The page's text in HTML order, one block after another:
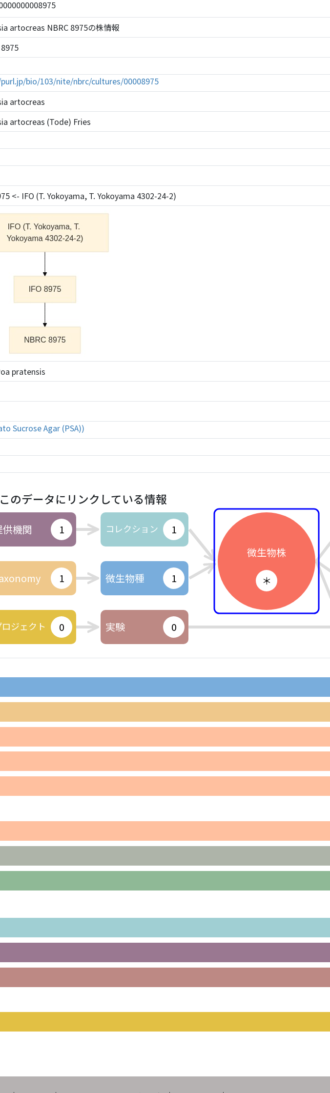
artocreas NBRC 8975の株情報
bio/103/nite/nbrc/cultures/00008975
artocreas
artocreas (Tode) Fries
<- IFO (T. Yokoyama, T. Yokoyama 4302-24-2)
pratensis
Sucrose Agar (PSA))
このデータにリンクしている情報
供機関 1
1
ロジェクト 0
コレクション 1
微生物種 1
実験 0
微生物株
＊